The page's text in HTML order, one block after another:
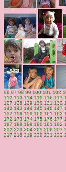
96 97 98 99 100 101 102
112 113 114 115 116 117
127 128 129 130 131 132
142 143 144 145 146 147
157 158 159 160 161 162
172 173 174 175 176 177
187 188 189 190 191 192
202 203 204 205 206 207
217 218 219 220 221 222